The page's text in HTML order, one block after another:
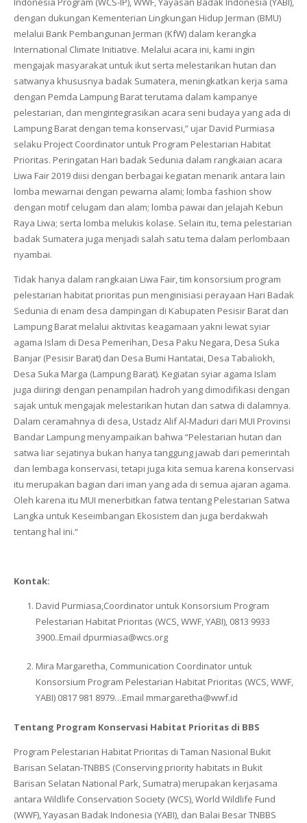
dengan dukungan Kementerian Lingkungan Hidup Jerman (BMU)
melalui Bank Pembangunan Jerman (KfW) dalam kerangka
International Climate Initiative. Melalui acara ini, kami ingin
mengajak masyarakat untuk ikut serta melestarikan hutan dan
satwanya khususnya badak Sumatera, meningkatkan kerja sama
dengan Pemda Lampung Barat terutama dalam kampanye
pelestarian, dan mengintegrasikan acara seni budaya yang ada di
Lampung Barat dengan tema konservasi,” ujar David Purmiasa
selaku Project Coordinator untuk Program Pelestarian Habitat
Prioritas. Peringatan Hari badak Sedunia dalam rangkaian acara
Liwa Fair 2019 diisi dengan berbagai kegiatan menarik antara lain
lomba mewarnai dengan pewarna alami; lomba fashion show
dengan motif celugam dan alam; lomba pawai dan jelajah Kebun
Raya Liwa; serta lomba melukis kolase. Selain itu, tema pelestarian
badak Sumatera juga menjadi salah satu tema dalam perlombaan
nyambai.
Tidak hanya dalam rangkaian Liwa Fair, tim konsorsium program
pelestarian habitat prioritas pun menginisiasi perayaan Hari Badak
Sedunia di enam desa dampingan di Kabupaten Pesisir Barat dan
Lampung Barat melalui aktivitas keagamaan yakni lewat syiar
agama Islam di Desa Pemerihan, Desa Paku Negara, Desa Suka
Banjar (Pesisir Barat) dan Desa Bumi Hantatai, Desa Tabaliokh,
Desa Suka Marga (Lampung Barat). Kegiatan syiar agama Islam
juga diiringi dengan penampilan hadroh yang dimodifikasi dengan
sajak untuk mengajak melestarikan hutan dan satwa di dalamnya.
Dalam ceramahnya di desa, Ustadz Alif Al-Maduri dari MUI Provinsi
Bandar Lampung menyampaikan bahwa “Pelestarian hutan dan
satwa liar sejatinya bukan hanya tanggung jawab dari pemerintah
dan lembaga konservasi, tetapi juga kita semua karena konservasi
itu merupakan bagian dari iman yang ada di semua ajaran agama.
Oleh karena itu MUI menerbitkan fatwa tentang Pelestarian Satwa
Langka untuk Keseimbangan Ekosistem dan juga berdakwah
tentang hal ini.“
Kontak:
David Purmiasa,Coordinator untuk Konsorsium Program
Pelestarian Habitat Prioritas (WCS, WWF, YABI), 0813 9933
3900..Email dpurmiasa@wcs.org
Mira Margaretha, Communication Coordinator untuk
Konsorsium Program Pelestarian Habitat Prioritas (WCS, WWF,
YABI) 0817 981 8979…Email mmargaretha@wwf.id
Tentang Program Konservasi Habitat Prioritas di BBS
Program Pelestarian Habitat Prioritas di Taman Nasional Bukit
Barisan Selatan-TNBBS (Conserving priority habitats in Bukit
Barisan Selatan National Park, Sumatra) merupakan kerjasama
antara Wildlife Conservation Society (WCS), World Wildlife Fund
(WWF), Yayasan Badak Indonesia (YABI), dan Balai Besar TNBBS